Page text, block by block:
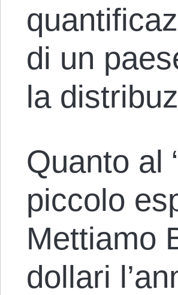
di un
la
Quanto al
piccolo
Mettiamo
dollari